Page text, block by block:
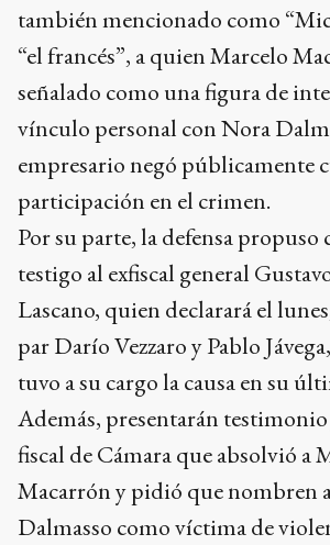
también mencionado como
“el francés”, a quien Marcelo
señalado como una figura de
vínculo personal con Nora
empresario negó públicamente
participación en el crimen.
Por su parte, la defensa propuso
testigo al exfiscal general
Lascano, quien declarará el
par Darío Vezzaro y Pablo
tuvo a su cargo la causa en su
Además, presentarán
fiscal de Cámara que absolvió a
Macarrón y pidió que nombren
Dalmasso como víctima de